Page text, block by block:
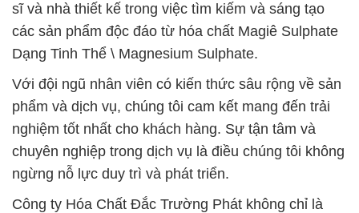
sĩ và nhà thiết kế trong việc tìm kiếm và sáng tạo
các sản phẩm độc đáo từ hóa chất Magiê Sulphate
Dạng Tinh Thể \ Magnesium Sulphate.
Với đội ngũ nhân viên có kiến thức sâu rộng về sản
phẩm và dịch vụ, chúng tôi cam kết mang đến trải
nghiệm tốt nhất cho khách hàng. Sự tận tâm và
chuyên nghiệp trong dịch vụ là điều chúng tôi không
ngừng nỗ lực duy trì và phát triển.
Công ty Hóa Chất Đắc Trường Phát không chỉ là